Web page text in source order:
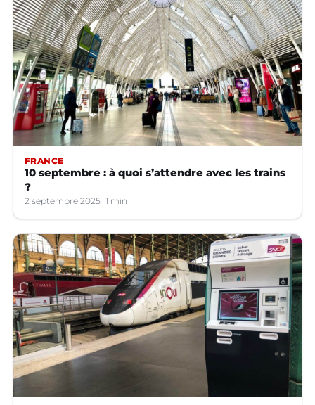
FRANCE
10 septembre : à quoi s’attendre avec les trains
?
2 septembre 2025 1 min